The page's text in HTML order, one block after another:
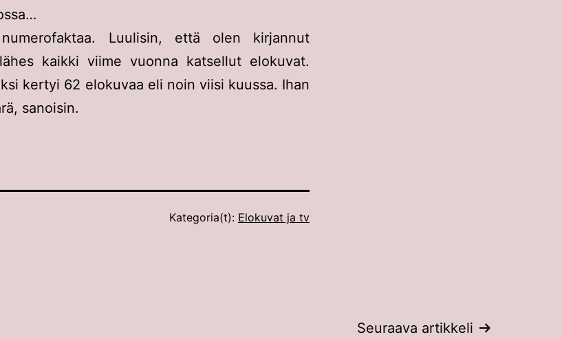
Luulisin, että olen kirjannut
kaikki viime vuonna katsellut elokuvat.
kertyi 62 elokuvaa eli noin viisi kuussa. Ihan
sanoisin.
Kategoria(t): Elokuvat ja tv
Seuraava artikkeli